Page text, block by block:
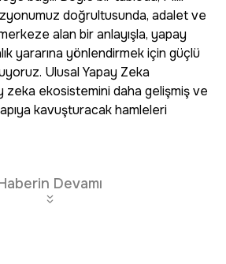
doğrultusunda, adalet ve
alan bir anlayışla, yapay
yararına yönlendirmek için güçlü
Ulusal Yapay Zeka
ekosistemini daha gelişmiş ve
kavuşturacak hamleleri
Devamı